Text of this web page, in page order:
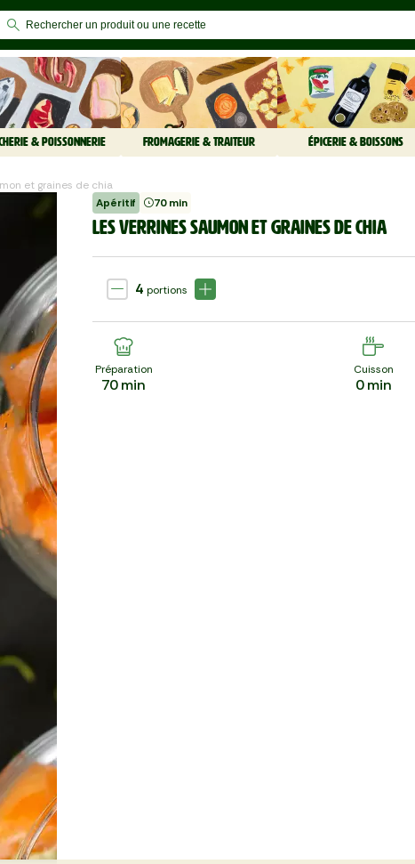
& POISSONNERIE FROMAGERIE & TRAITEUR ÉPICERIE & BOISSONS
et graines de chia
Apéritif
70 min
LES VERRINES SAUMON ET GRAINES DE CHIA
Préparation
70min
Cuisson
0min
4 portions